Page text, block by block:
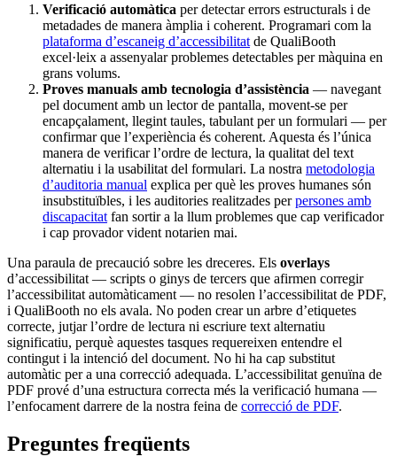
Verificació automàtica per detectar errors estructurals i de
metadades de manera àmplia i coherent. Programari com la
plataforma d’escaneig d’accessibilitat de QualiBooth
excel·leix a assenyalar problemes detectables per màquina en
grans volums.
Proves manuals amb tecnologia d’assistència — navegant
pel document amb un lector de pantalla, movent-se per
encapçalament, llegint taules, tabulant per un formulari — per
confirmar que l’experiència és coherent. Aquesta és l’única
manera de verificar l’ordre de lectura, la qualitat del text
alternatiu i la usabilitat del formulari. La nostra metodologia
d’auditoria manual explica per què les proves humanes són
insubstituïbles, i les auditories realitzades perpersones amb
discapacitat fan sortir a la llum problemes que cap verificador
i cap provador vident notarien mai.
Una paraula de precaució sobre les dreceres. Els overlays
d’accessibilitat — scripts o ginys de tercers que afirmen corregir
l’accessibilitat automàticament — no resolen l’accessibilitat de PDF,
i QualiBooth no els avala. No poden crear un arbre d’etiquetes
correcte, jutjar l’ordre de lectura ni escriure text alternatiu
significatiu, perquè aquestes tasques requereixen entendre el
contingut i la intenció del document. No hi ha cap substitut
automàtic per a una correcció adequada. L’accessibilitat genuïna de
PDF prové d’una estructura correcta més la verificació humana —
l’enfocament darrere de la nostra feina de correcció de PDF.
Preguntes freqüents